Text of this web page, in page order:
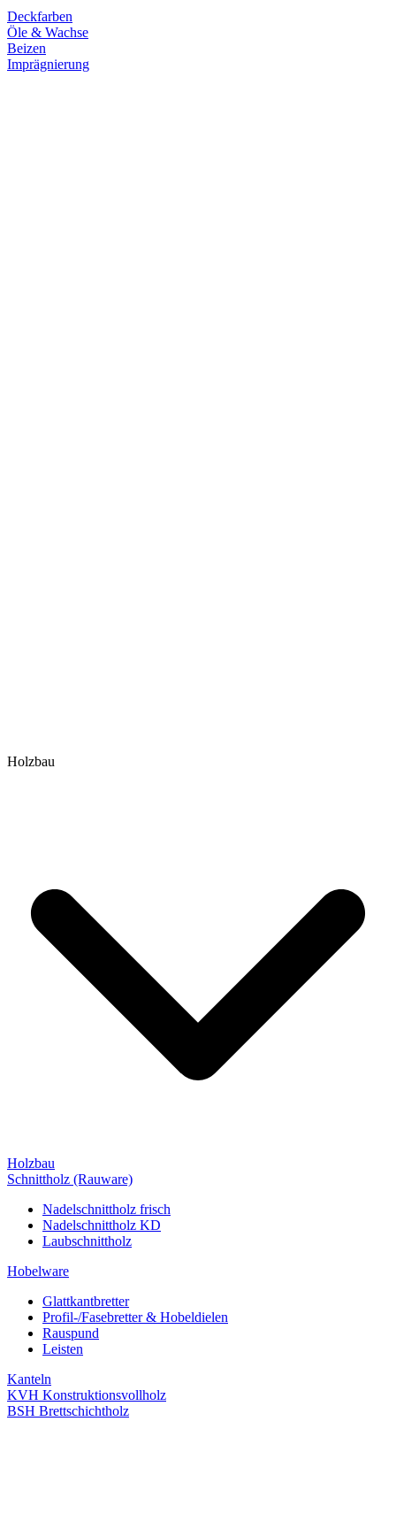
Deckfarben
Öle & Wachse
Beizen
Imprägnierung
Holzbau
Holzbau
Schnittholz (Rauware)
Nadelschnittholz frisch
Nadelschnittholz KD
Laubschnittholz
Hobelware
Glattkantbretter
Profil-/Fasebretter & Hobeldielen
Rauspund
Leisten
Kanteln
KVH Konstruktionsvollholz
BSH Brettschichtholz